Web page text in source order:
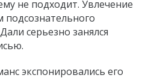
не подходит. Увлечение
серьезно занялся
экспонировались его